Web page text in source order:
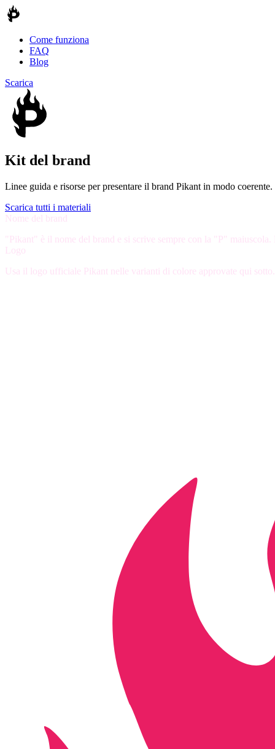
Come funziona
FAQ
Blog
Scarica
Kit del brand
Linee guida e risorse per presentare il brand Pikant in modo coerente.
Scarica tutti i materiali
Nome del brand
"Pikant" è il nome del brand e si scrive sempre con la "P"
Logo
Usa il logo ufficiale Pikant nelle varianti di colore approvate qui